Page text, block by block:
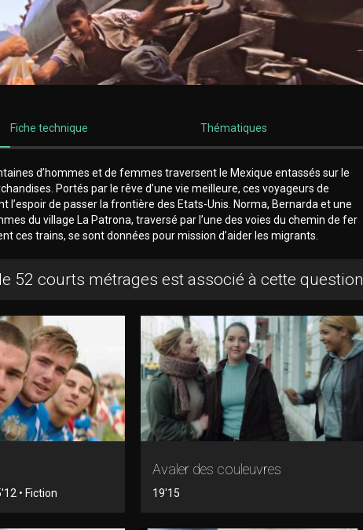
Fiche technique Thématiques
d’hommes et de femmes traversent le Mexique entassés sur le
Portés par le rêve d’une vie meilleure, ces voyageurs de
l’espoir de passer la frontière des Etats-Unis. Norma, Bernarda et une
du village La Patrona, traversé par l’une des voies du chemin de fer
ces trains, se sont données pour mission d’aider les migrants.
52 courts métrages est associé à cette question
• Fiction
Avaler des couleuvres
19'15